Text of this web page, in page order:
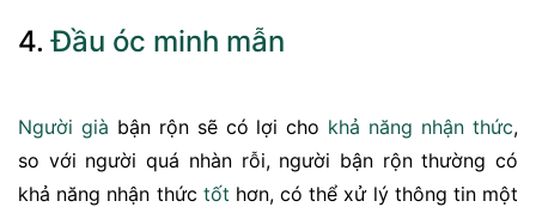
4.Đầu óc minh mẫn
Người già bận rộn sẽ có lợi cho khả năng nhận thức,
so với người quá nhàn rỗi, người bận rộn thường có
khả năng nhận thức tốt hơn, có thể xử lý thông tin một